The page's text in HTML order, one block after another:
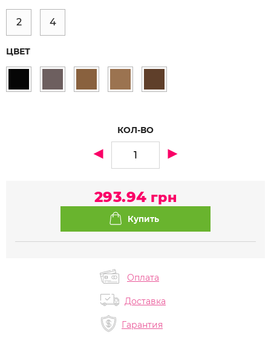
2 4
ЦВЕТ
КОЛ-ВО
293.94 грн
Оплата
Доставка
Гарантия